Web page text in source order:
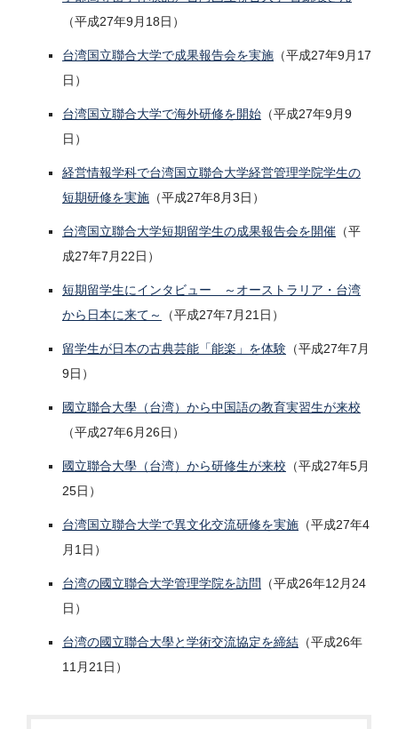
（平成27年9月18日）
台湾国立聯合大学で成果報告会を実施 （平成27年9月17
日）
台湾国立聯合大学で海外研修を開始 （平成27年9月9
日）
経営情報学科で台湾国立聯合大学経営管理学院学生の
短期研修を実施 （平成27年8月3日）
台湾国立聯合大学短期留学生の成果報告会を開催 （平
成27年7月22日）
短期留学生にインタビュー ～オーストラリア・台湾
から日本に来て～
（平成27年7月21日）
留学生が日本の古典芸能「能楽」を体験 （平成27年7月
9日）
國立聯合大學（台湾）から中国語の教育実習生が来校
（平成27年6月26日）
國立聯合大學（台湾）から研修生が来校 （平成27年5月
25日）
台湾国立聯合大学で異文化交流研修を実施 （平成27年4
月1日）
台湾の國立聯合大学管理学院を訪問
（平成26年12月24
日）
台湾の國立聯合大學と学術交流協定を締結 （平成26年
11月21日）